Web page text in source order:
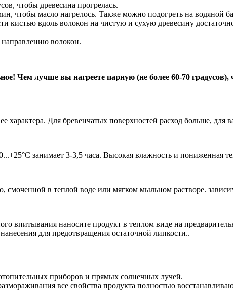
чтобы древесина прогрелась.
чтобы масло нагрелось. Также можно подогреть на водяной
кистью вдоль волокон на чистую и сухую древесину
волокон.
Чем лучше вы нагреете парную (не более 60-70
характера. Для бревенчатых поверхностей расход больше,
занимает 3-3,5 часа. Высокая влажность и пониженная
в теплой воде или мягком мыльном растворе.
впитывания наносите продукт в теплом виде на
для предотвращения остаточной липкости..
приборов и прямых солнечных лучей.
все свойства продукта полностью